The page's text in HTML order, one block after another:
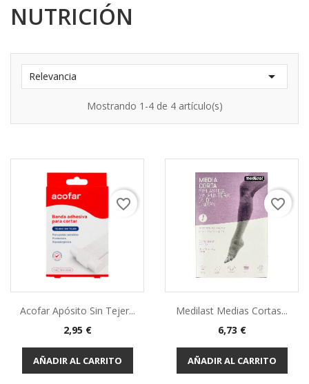
NUTRICIÓN
Relevancia 
Mostrando 1-4 de 4 artículo(s)
Acofar Apósito Sin Tejer...
2,95 €
AÑADIR AL CARRITO
favorite_border
Medilast Medias Cortas...
6,73 €
AÑADIR AL CARRITO
favorite_border